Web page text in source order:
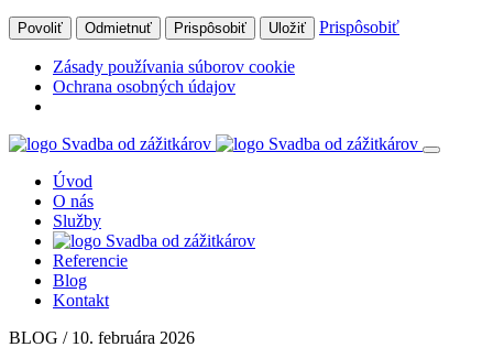
Povoliť Odmietnuť Prispôsobiť Uložiť Prispôsobiť
Zásady používania súborov cookie
Ochrana osobných údajov
Úvod
O nás
Služby
Referencie
Blog
Kontakt
BLOG / 10. februára 2026